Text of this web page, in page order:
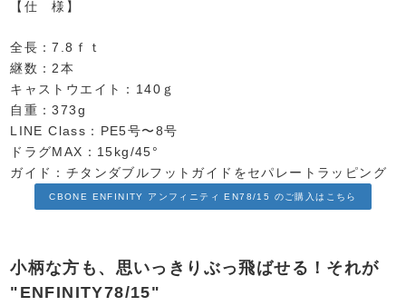
【仕 様】
全長：7.8ｆｔ
継数：2本
キャストウエイト：140ｇ
自重：373g
LINE Class：PE5号〜8号
ドラグMAX：15kg/45°
ガイド：チタンダブルフットガイドをセパレートラッピング
CBONE ENFINITY アンフィニティ EN78/15 のご購入はこちら
小柄な方も、思いっきりぶっ飛ばせる！それが
"ENFINITY78/15"